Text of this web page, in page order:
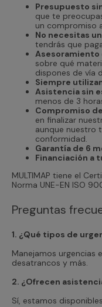
Presupuesto
que te
un compromiso
No necesitas
tendrás que
Asesoramiento
sobre qué
dispones de vía
Siempre
Asistencia sin
menos de 3
Compromiso
en finalizar
aunque nuestro
conformidad.
Garantía de 6
Financiación a
MULTIMAP tiene el
Norma UNE-EN ISO
Preguntas
1. ¿Qué tipos de
Manejamos urgencias
desatrancos y más.
2. ¿Ofrecen
Sí, estamos